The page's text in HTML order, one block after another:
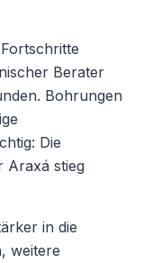
Berater
Bohrungen
Die
Araxá stieg
in die
weitere